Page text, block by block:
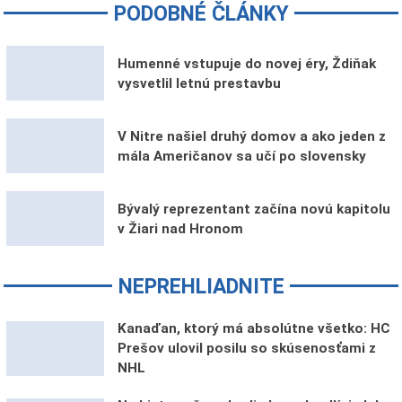
PODOBNÉ ČLÁNKY
Humenné vstupuje do novej éry, Ždiňak
vysvetlil letnú prestavbu
V Nitre našiel druhý domov a ako jeden z
mála Američanov sa učí po slovensky
Bývalý reprezentant začína novú kapitolu
v Žiari nad Hronom
NEPREHLIADNITE
Kanaďan, ktorý má absolútne všetko: HC
Prešov ulovil posilu so skúsenosťami z
NHL